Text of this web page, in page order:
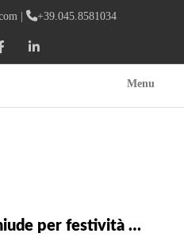
| +39.045.8581034
Menu
per festività …